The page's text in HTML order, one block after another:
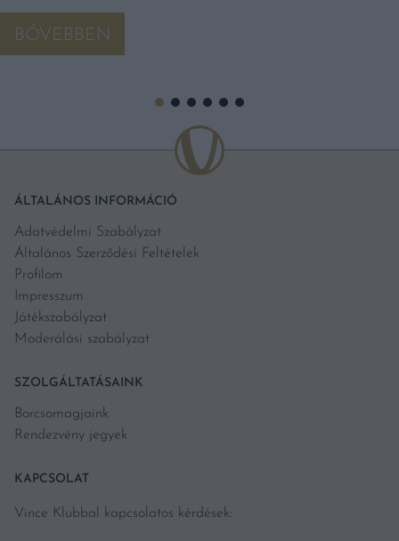
BŐVEBBEN
ÁLTALÁNOS INFORMÁCIÓ
Adatvédelmi Szabályzat
Általános Szerződési Feltételek
Profilom
Impresszum
Játékszabályzat
Moderálási szabályzat
SZOLGÁLTATÁSAINK
Borcsomagjaink
Rendezvény jegyek
KAPCSOLAT
Vince Klubbal kapcsolatos kérdések: